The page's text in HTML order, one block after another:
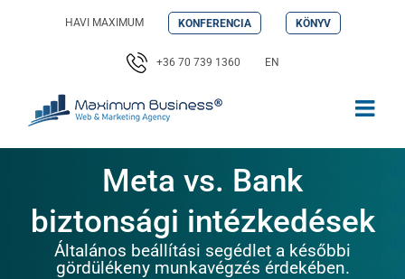
HAVI MAXIMUM KONFERENCIA KÖNYV
+36 70 739 1360 EN
Meta vs. Bank
biztonsági intézkedések
Általános beállítási segédlet a későbbi
gördülékeny munkavégzés érdekében.